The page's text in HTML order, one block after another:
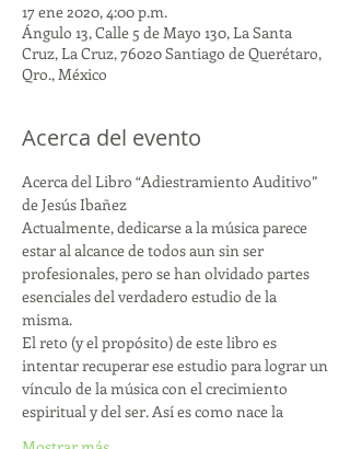
17 ene 2020, 4:00 p.m.
Ángulo 13, Calle 5 de Mayo 130, La Santa
Cruz, La Cruz, 76020 Santiago de Querétaro,
Qro., México
Acerca del evento
Acerca del Libro “Adiestramiento Auditivo”
de Jesús Ibañez
Actualmente, dedicarse a la música parece
estar al alcance de todos aun sin ser
profesionales, pero se han olvidado partes
esenciales del verdadero estudio de la
misma.
El reto (y el propósito) de este libro es
intentar recuperar ese estudio para lograr un
vínculo de la música con el crecimiento
espiritual y del ser. Así es como nace la